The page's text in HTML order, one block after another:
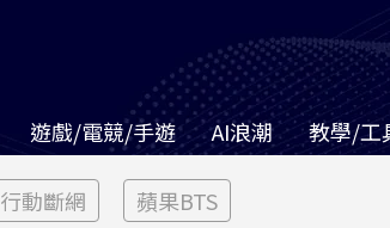
遊戲/電競/手遊 AI浪潮 教學/工
行動斷網 蘋果BTS